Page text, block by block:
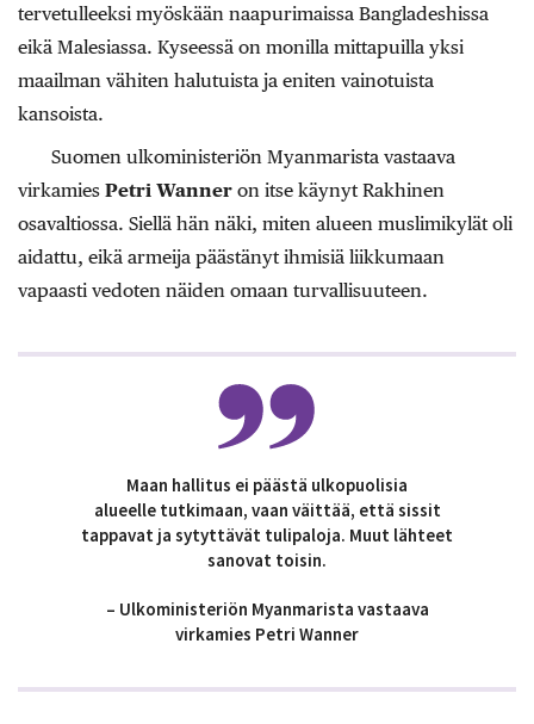
tervetulleeksi myöskään naapurimaissa Bangladeshissa
eikä Malesiassa. Kyseessä on monilla mittapuilla yksi
maailman vähiten halutuista ja eniten vainotuista
kansoista.
Suomen ulkoministeriön Myanmarista vastaava
virkamies Petri Wanner on itse käynyt Rakhinen
osavaltiossa. Siellä hän näki, miten alueen muslimikylät oli
aidattu, eikä armeija päästänyt ihmisiä liikkumaan
vapaasti vedoten näiden omaan turvallisuuteen.
Maan hallitus ei päästä ulkopuolisia
alueelle tutkimaan, vaan väittää, että sissit
tappavat ja sytyttävät tulipaloja. Muut lähteet
sanovat toisin.
– Ulkoministeriön Myanmarista vastaava
virkamies Petri Wanner